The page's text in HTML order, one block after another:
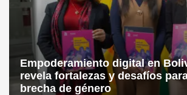
Empoderamiento digital en
revela fortalezas y desafíos
brecha de género